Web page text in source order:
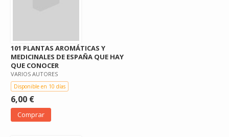
101 PLANTAS AROMÁTICAS Y
MEDICINALES DE ESPAÑA QUE HAY
QUE CONOCER
VARIOS AUTORES
Disponible en 10 días
6,00 €
Comprar